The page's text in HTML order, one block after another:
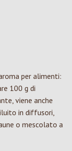
per alimenti:
100 g di
viene anche
in diffusori,
o mescolato a